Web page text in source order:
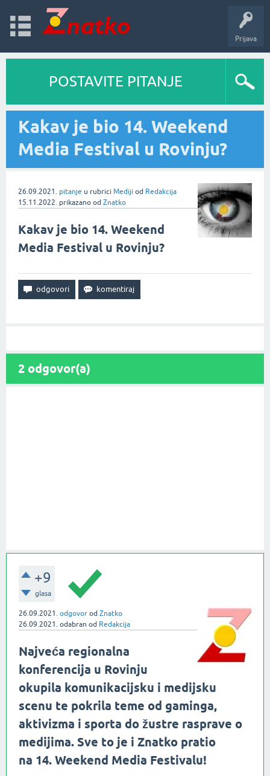
Prijava
POSTAVITE PITANJE
Kakav je bio 14. Weekend
Media Festival u Rovinju?
26.09.2021. pitanje u rubrici Mediji od Redakcija
15.11.2022. prikazano od Znatko
Kakav je bio 14. Weekend
Media Festival u Rovinju?
2 odgovor(a)
+9
glasa
26.09.2021. odgovor od Znatko
26.09.2021. odabran od Redakcija
Najveća regionalna
konferencija u Rovinju
okupila komunikacijsku i medijsku
scenu te pokrila teme od gaminga,
aktivizma i sporta do žustre rasprave o
medijima. Sve to je i Znatko pratio
na 14. Weekend Media Festivalu!